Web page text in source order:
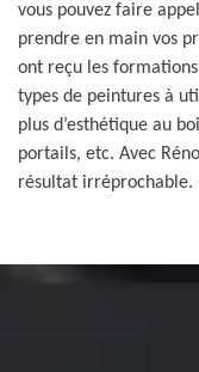
vous pouvez faire
prendre en main vos
ont reçu les
types de peintures à
plus d’esthétique au
portails, etc. Avec
résultat irréprochable.